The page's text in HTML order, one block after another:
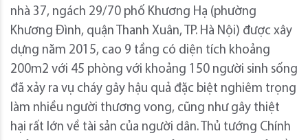
nhà 37, ngách 29/70 phố Khương Hạ (phường
Khương Đình, quận Thanh Xuân, TP. Hà Nội) được xây
dựng năm 2015, cao 9 tầng có diện tích khoảng
200m2 với 45 phòng với khoảng 150 người sinh sống
đã xảy ra vụ cháy gây hậu quả đặc biệt nghiêm trọng
làm nhiều người thương vong, cũng như gây thiệt
hại rất lớn về tài sản của người dân. Thủ tướng Chính